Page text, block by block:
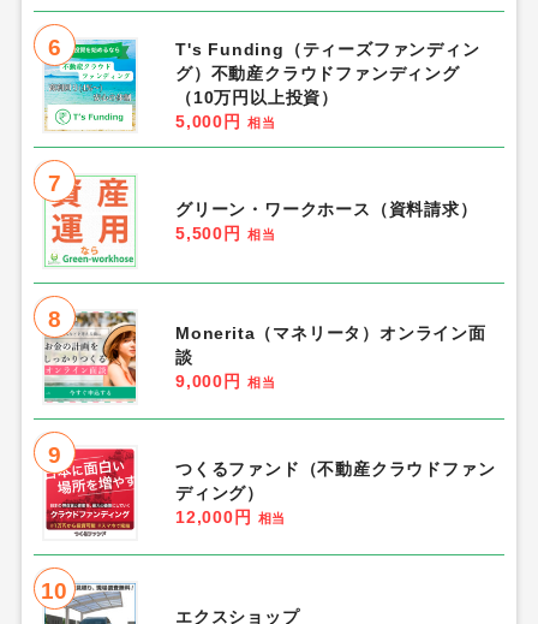
6
T's Funding（ティーズファンディン
グ）不動産クラウドファンディング
（10万円以上投資）
5,000円
相当
7
グリーン・ワークホース（資料請求）
5,500円
相当
8
Monerita（マネリータ）オンライン面
談
9,000円
相当
9
つくるファンド（不動産クラウドファン
ディング）
12,000円
相当
10
エクスショップ